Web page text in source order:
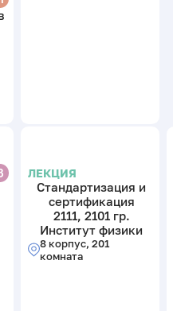
ЛЕКЦИЯ
Стандартизация и
сертификация
2111, 2101 гр.
Институт физики
8 корпус, 201
комната